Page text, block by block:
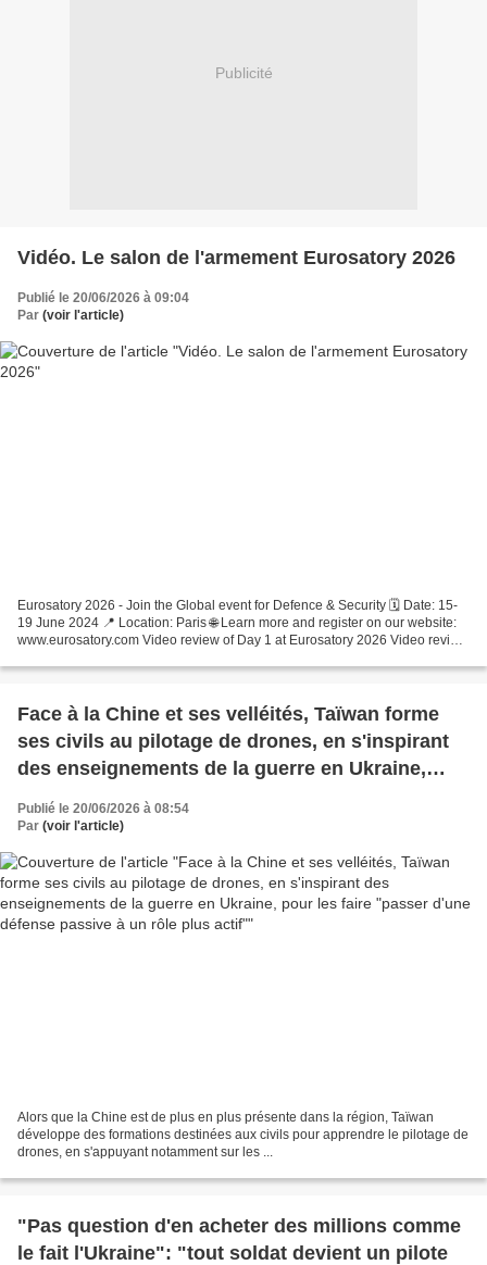
Publicité
Vidéo. Le salon de l'armement Eurosatory 2026
Publié le 20/06/2026 à 09:04
Par (voir l'article)
Eurosatory 2026 - Join the Global event for Defence & Security 🗓️ Date: 15-
19 June 2024 📍 Location: Paris 🌐 Learn more and register on our website:
www.eurosatory.com Video review of Day 1 at Eurosatory 2026 Video review
Face à la Chine et ses velléités, Taïwan forme
ses civils au pilotage de drones, en s'inspirant
des enseignements de la guerre en Ukraine,
pour les faire "passer d'une défense passive à
un rôle plus actif"
Publié le 20/06/2026 à 08:54
Par (voir l'article)
Alors que la Chine est de plus en plus présente dans la région, Taïwan
développe des formations destinées aux civils pour apprendre le pilotage de
drones, en s'appuyant notamment sur les ...
"Pas question d'en acheter des millions comme
le fait l'Ukraine": "tout soldat devient un pilote